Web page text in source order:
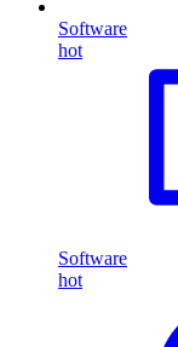
Software
hot
Software
hot